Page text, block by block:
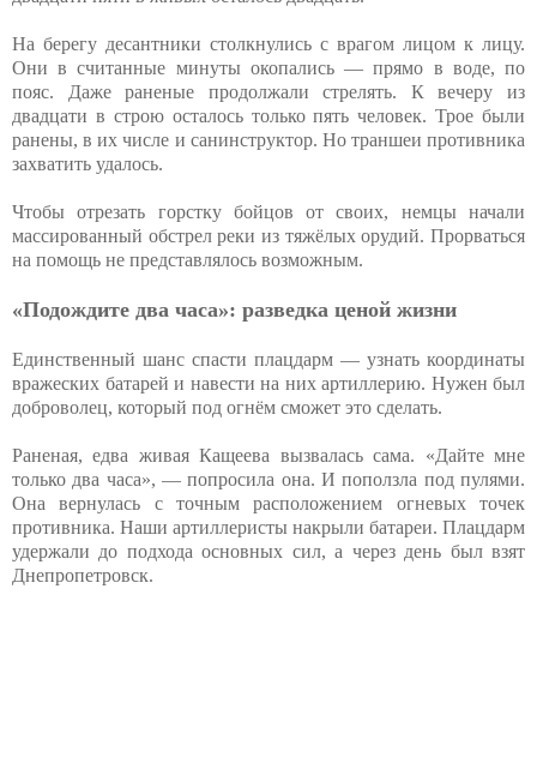
На берегу десантники столкнулись с врагом лицом к лицу.
Они в считанные минуты окопались — прямо в воде, по
пояс. Даже раненые продолжали стрелять. К вечеру из
двадцати в строю осталось только пять человек. Трое были
ранены, в их числе и санинструктор. Но траншеи противника
захватить удалось.
Чтобы отрезать горстку бойцов от своих, немцы начали
массированный обстрел реки из тяжёлых орудий. Прорваться
на помощь не представлялось возможным.
«Подождите два часа»: разведка ценой жизни
Единственный шанс спасти плацдарм — узнать координаты
вражеских батарей и навести на них артиллерию. Нужен был
доброволец, который под огнём сможет это сделать.
Раненая, едва живая Кащеева вызвалась сама. «Дайте мне
только два часа», — попросила она. И поползла под пулями.
Она вернулась с точным расположением огневых точек
противника. Наши артиллеристы накрыли батареи. Плацдарм
удержали до подхода основных сил, а через день был взят
Днепропетровск.